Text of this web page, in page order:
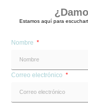
Estamos aquí para
Nombre
Correo electrónico